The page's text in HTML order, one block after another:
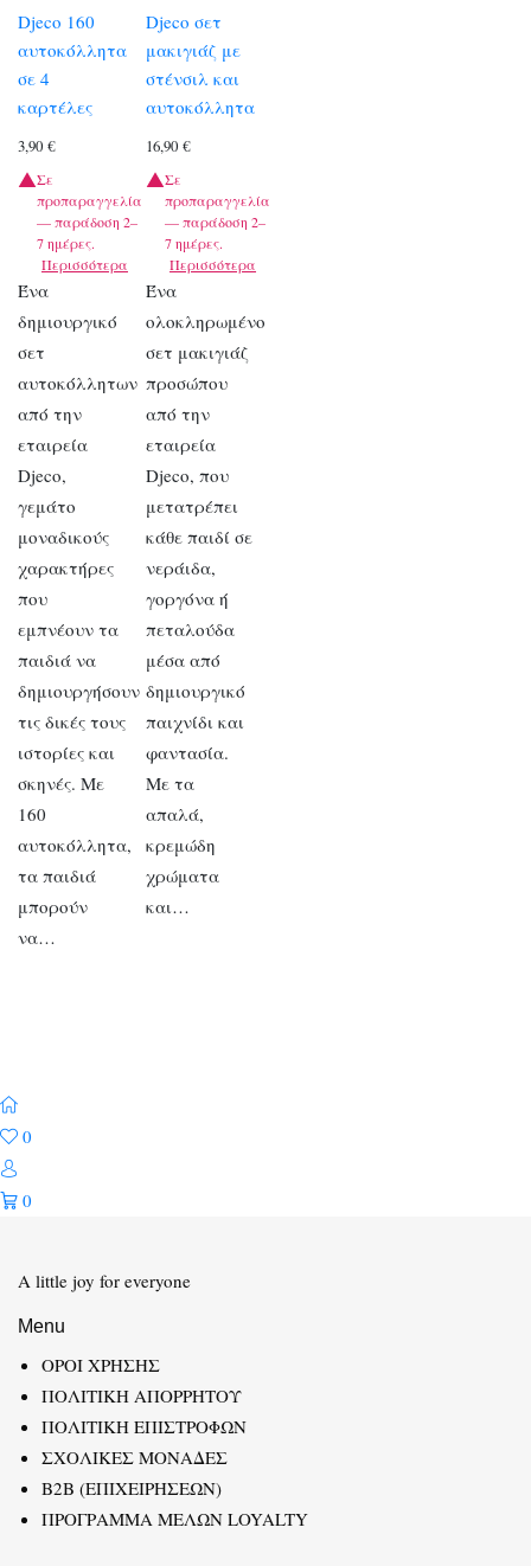
Djeco 160
αυτοκόλλητα
σε 4
καρτέλες
3,90 €
Σε
προπαραγγελία
— παράδοση 2–
7 ημέρες.
Περισσότερα
Ένα
δημιουργικό
σετ
αυτοκόλλητων
από την
εταιρεία
Djeco,
γεμάτο
μοναδικούς
χαρακτήρες
που
εμπνέουν τα
παιδιά να
δημιουργήσουν
τις δικές τους
ιστορίες και
σκηνές. Με
160
αυτοκόλλητα,
τα παιδιά
μπορούν
να…
Djeco σετ
μακιγιάζ με
στένσιλ και
αυτοκόλλητα
16,90€
Σε
προπαραγγελία
— παράδοση 2–
7 ημέρες.
Περισσότερα
Ένα
ολοκληρωμένο
σετ μακιγιάζ
προσώπου
από την
εταιρεία
Djeco, που
μετατρέπει
κάθε παιδί σε
νεράιδα,
γοργόνα ή
πεταλούδα
μέσα από
δημιουργικό
παιχνίδι και
φαντασία.
Με τα
απαλά,
κρεμώδη
χρώματα
και…
0
0
A little joy for everyone
Menu
ΟΡΟΙ ΧΡΗΣΗΣ
ΠΟΛΙΤΙΚΗ ΑΠΟΡΡΗΤΟΥ
ΠΟΛΙΤΙΚΗ ΕΠΙΣΤΡΟΦΩΝ
ΣΧΟΛΙΚΕΣ ΜΟΝΑΔΕΣ
B2B (ΕΠΙΧΕΙΡΗΣΕΩΝ)
ΠΡΟΓΡΑΜΜΑ ΜΕΛΩΝ LOYALTY